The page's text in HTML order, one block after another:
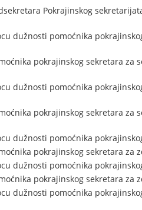
Pokrajinskog
dužnosti pomoćnika
pokrajinskog sekretara za
dužnosti pomoćnika
pokrajinskog sekretara za
dužnosti pomoćnika
pokrajinskog sekretara za
dužnosti pomoćnika
pokrajinskog sekretara za
dužnosti pomoćnika